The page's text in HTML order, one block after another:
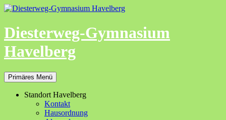
Zum
springen
Diesterweg-Gymnasium
Havelberg
Suchen
Primäres Menü
Standort Havelberg
Kontakt
Hausordnung